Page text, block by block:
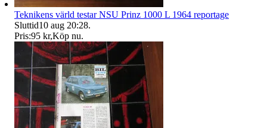
Teknikens värld testar NSU Prinz 1000 L 1964 reportage
Sluttid10 aug 20:28.
Pris:95 kr,Köp nu.